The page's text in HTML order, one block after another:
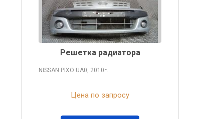
Решетка радиатора
NISSAN PIXO UA0, 2010г.
Цена по запросу